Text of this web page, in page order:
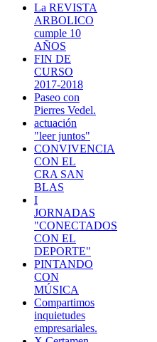
La REVISTA
ARBOLICO
cumple 10
AÑOS
FIN DE
CURSO
2017-2018
Paseo con
Pierres Vedel.
actuación
"leer juntos"
CONVIVENCIA
CON EL
CRA SAN
BLAS
I
JORNADAS
"CONECTADOS
CON EL
DEPORTE"
PINTANDO
CON
MÚSICA
Compartimos
inquietudes
empresariales.